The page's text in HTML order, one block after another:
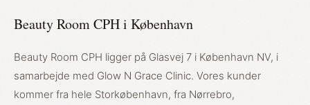
Beauty Room CPH i København
Beauty Room CPH ligger på Glasvej 7 i København NV, i
samarbejde med Glow N Grace Clinic. Vores kunder
kommer fra hele Storkøbenhavn, fra Nørrebro,